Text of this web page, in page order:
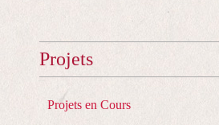
Projets
Projets en Cours